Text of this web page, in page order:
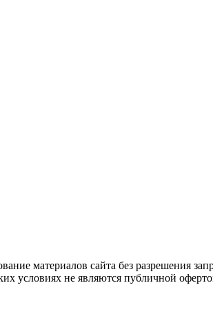
материалов сайта без разрешения
условиях не являются публичной